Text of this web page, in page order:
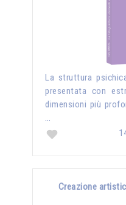
La struttura
presentata con
dimensioni più
…
Creazione